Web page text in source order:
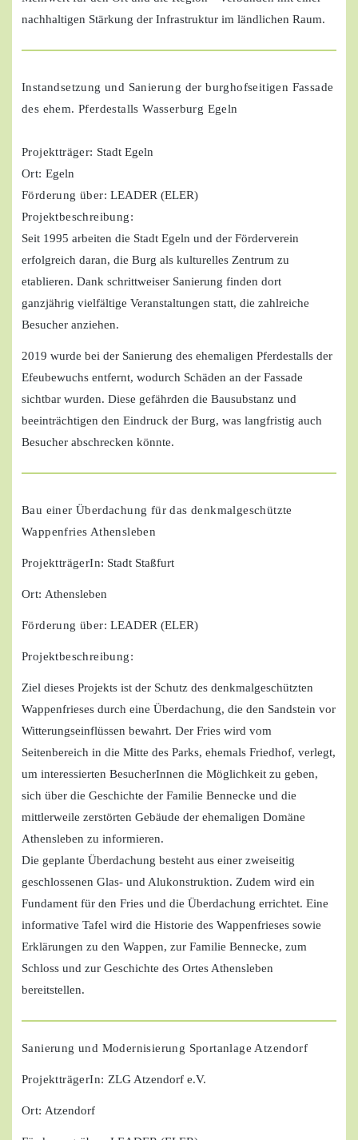
nachhaltigen Stärkung der Infrastruktur im ländlichen Raum.
Instandsetzung und Sanierung der burghofseitigen Fassade
des ehem. Pferdestalls Wasserburg Egeln
Projektträger: Stadt Egeln
Ort: Egeln
Förderung über: LEADER (ELER)
Projektbeschreibung:
Seit 1995 arbeiten die Stadt Egeln und der Förderverein
erfolgreich daran, die Burg als kulturelles Zentrum zu
etablieren. Dank schrittweiser Sanierung finden dort
ganzjährig vielfältige Veranstaltungen statt, die zahlreiche
Besucher anziehen.
2019 wurde bei der Sanierung des ehemaligen Pferdestalls der
Efeubewuchs entfernt, wodurch Schäden an der Fassade
sichtbar wurden. Diese gefährden die Bausubstanz und
beeinträchtigen den Eindruck der Burg, was langfristig auch
Besucher abschrecken könnte.
Bau einer Überdachung für das denkmalgeschützte
Wappenfries Athensleben
ProjektträgerIn: Stadt Staßfurt
Ort: Athensleben
Förderung über: LEADER (ELER)
Projektbeschreibung:
Ziel dieses Projekts ist der Schutz des denkmalgeschützten
Wappenfrieses durch eine Überdachung, die den Sandstein vor
Witterungseinflüssen bewahrt. Der Fries wird vom
Seitenbereich in die Mitte des Parks, ehemals Friedhof, verlegt,
um interessierten BesucherInnen die Möglichkeit zu geben,
sich über die Geschichte der Familie Bennecke und die
mittlerweile zerstörten Gebäude der ehemaligen Domäne
Athensleben zu informieren.
Die geplante Überdachung besteht aus einer zweiseitig
geschlossenen Glas- und Alukonstruktion. Zudem wird ein
Fundament für den Fries und die Überdachung errichtet. Eine
informative Tafel wird die Historie des Wappenfrieses sowie
Erklärungen zu den Wappen, zur Familie Bennecke, zum
Schloss und zur Geschichte des Ortes Athensleben
bereitstellen.
Sanierung und Modernisierung Sportanlage Atzendorf
ProjektträgerIn: ZLG Atzendorf e.V.
Ort: Atzendorf